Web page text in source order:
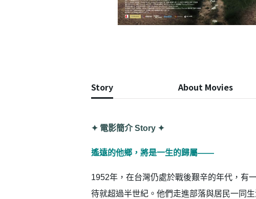
Story About Movies
✦ 電影簡介 Story ✦
遙遠的他鄉，將是一生的歸屬——
1952年，在台灣仍處於戰後艱辛的年代，有
待就超過半世紀。他們走進部落與居民一同